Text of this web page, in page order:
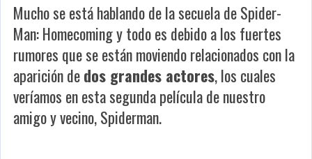
Mucho se está hablando de la secuela de Spider-
Man: Homecoming y todo es debido a los fuertes
rumores que se están moviendo relacionados con la
aparición dedos grandes actores, los cuales
veríamos en esta segunda película de nuestro
amigo y vecino, Spiderman.